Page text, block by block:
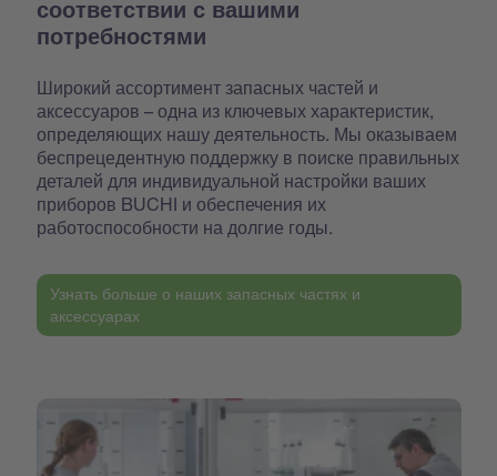
соответствии с вашими
потребностями
Широкий ассортимент запасных частей и
аксессуаров – одна из ключевых характеристик,
определяющих нашу деятельность. Мы оказываем
беспрецедентную поддержку в поиске правильных
деталей для индивидуальной настройки ваших
приборов BUCHI и обеспечения их
работоспособности на долгие годы.
Узнать больше о наших запасных частях и
аксессуарах